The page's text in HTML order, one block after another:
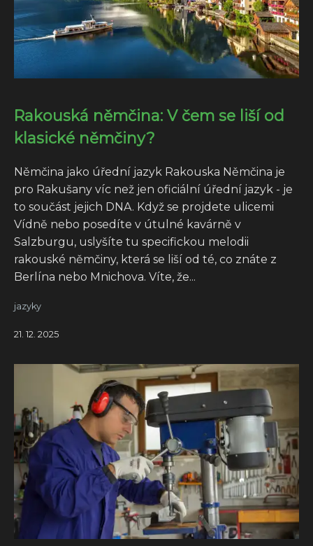
Rakouská němčina: V čem se liší od
klasické němčiny?
Němčina jako úřední jazyk Rakouska Němčina je
pro Rakušany víc než jen oficiální úřední jazyk - je
to součást jejich DNA. Když se projdete ulicemi
Vídně nebo posedíte v útulné kavárně v
Salzburgu, uslyšíte tu specifickou melodii
rakouské němčiny, která se liší od té, co znáte z
Berlína nebo Mnichova. Víte, že...
jazyky
21. 12. 2025